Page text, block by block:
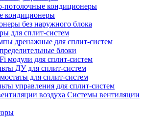
потолочные кондиционеры
кондиционеры
без наружного блока
для сплит-систем
дренажные для сплит-систем
блоки
модули для сплит-систем
ДУ для сплит-систем
для сплит-систем
управления для сплит-систем
Системы вентиляции